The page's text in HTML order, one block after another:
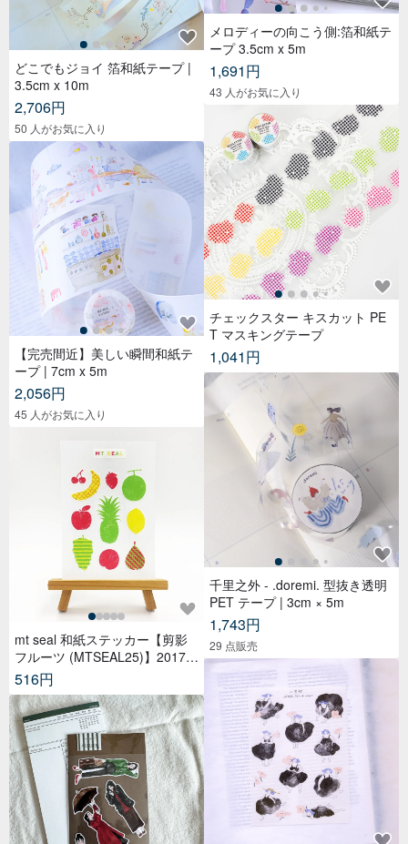
どこでもジョイ 箔和紙テープ |
3.5cm x 10m
2,706円
50 人がお気に入り
【完売間近】美しい瞬間和紙テ
ープ | 7cm x 5m
2,056円
45 人がお気に入り
mt seal 和紙ステッカー【剪影
フルーツ (MTSEAL25)】2017A
W
516円
メロディーの向こう側:箔和紙テ
ープ 3.5cm x 5m
1,691円
43 人がお気に入り
チェックスター キスカット PE
T マスキングテープ
1,041円
千里之外 - .doremi. 型抜き透明
PET テープ | 3cm × 5m
1,743円
29 点販売